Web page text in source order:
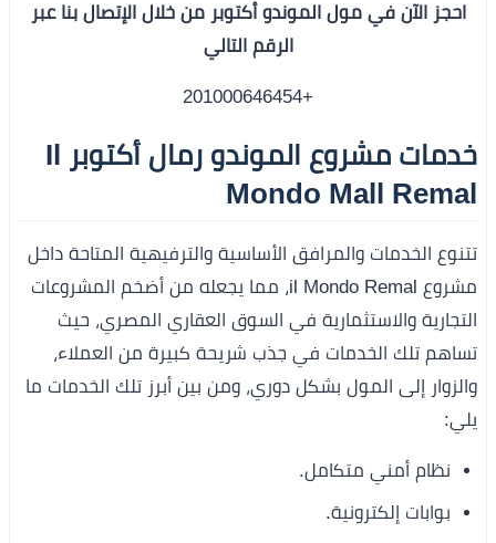
احجز الآن في مول الموندو أكتوبر من خلال الإتصال بنا عبر
الرقم التالي
+201000646454
خدمات مشروع الموندو رمال أكتوبر Il
Mondo Mall Remal
تتنوع الخدمات والمرافق الأساسية والترفيهية المتاحة داخل
مشروع il Mondo Remal، مما يجعله من أضخم المشروعات
التجارية والاستثمارية في السوق العقاري المصري، حيث
تساهم تلك الخدمات في جذب شريحة كبيرة من العملاء،
والزوار إلى المول بشكل دوري، ومن بين أبرز تلك الخدمات ما
يلي:
نظام أمني متكامل.
بوابات إلكترونية.